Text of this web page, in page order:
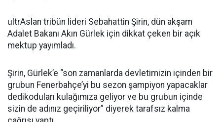
ultrAslan tribün lideri Sebahattin Şirin, dün akşam
Adalet Bakanı Akın Gürlek için dikkat çeken bir açık
mektup yayımladı.
Şirin, Gürlek’e “son zamanlarda devletimizin içinden bir
grubun Fenerbahçe’yi bu sezon şampiyon yapacaklar
dedikoduları kulağımıza geliyor ve bu grubun içinde
sizin de adınız geçiriliyor” diyerek tarafsız kalma